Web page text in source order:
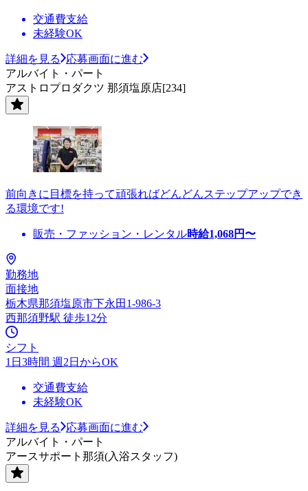
交通費支給
未経験OK
詳細を見る
応募画面に進む
アルバイト・パート
アストロプロダクツ 那須塩原店[234]
前向きに目標を持って頑張ればどんどんステップアップでき
る環境です!
販売・ファッション・レンタル時給1,068円〜
勤務地
面接地
栃木県那須塩原市下永田1-986-3
西那須野駅 徒歩12分
シフト
1日3時間 週2日からOK
交通費支給
未経験OK
詳細を見る
応募画面に進む
アルバイト・パート
アースサポート那須(入浴スタッフ)